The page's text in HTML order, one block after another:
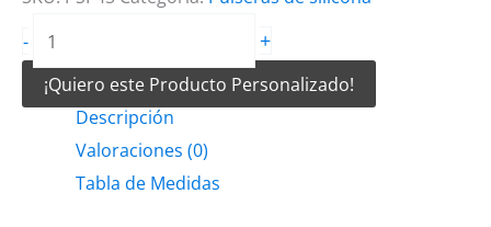
-
de
silicon
impresas
cantidad
+
¡Quiero este Producto Personalizado!
Descripción
Valoraciones (0)
Tabla de Medidas